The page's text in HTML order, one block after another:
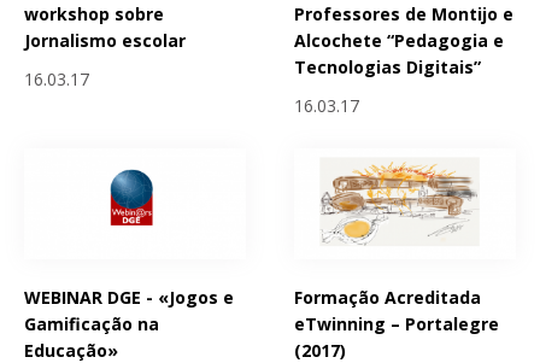
workshop sobre
Jornalismo escolar
16.03.17
Professores de Montijo e
Alcochete “Pedagogia e
Tecnologias Digitais”
16.03.17
WEBINAR DGE - «Jogos e
Gamificação na
Educação»
Formação Acreditada
eTwinning – Portalegre
(2017)